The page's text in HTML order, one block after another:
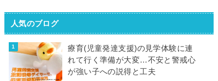
人気のブログ
療育(児童発達支援)の見学体験に連
れて行く準備が大変…不安と警戒心
が強い子への説得と工夫